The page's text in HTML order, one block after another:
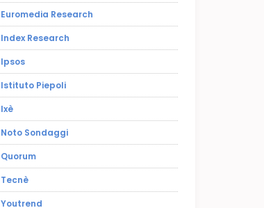
Euromedia Research
Index Research
Ipsos
Istituto Piepoli
Ixè
Noto Sondaggi
Quorum
Tecnè
Youtrend